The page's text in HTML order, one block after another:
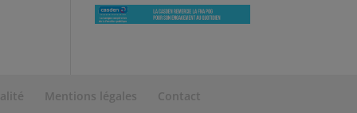
Mentions légales Contact